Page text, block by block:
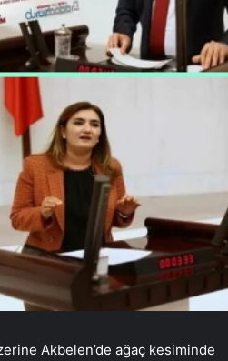
Akbelen’de ağaç kesiminde